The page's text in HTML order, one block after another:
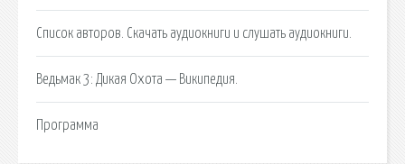
Список авторов. Скачать аудиокниги и слушать аудиокниги.
Ведьмак 3: Дикая Охота — Википедия.
Программа